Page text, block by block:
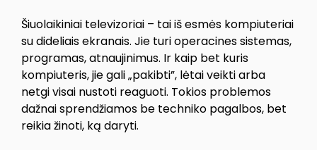
Šiuolaikiniai televizoriai – tai iš esmės kompiuteriai
su dideliais ekranais. Jie turi operacines sistemas,
programas, atnaujinimus. Ir kaip bet kuris
kompiuteris, jie gali „pakibti”, lėtai veikti arba
netgi visai nustoti reaguoti. Tokios problemos
dažnai sprendžiamos be techniko pagalbos, bet
reikia žinoti, ką daryti.